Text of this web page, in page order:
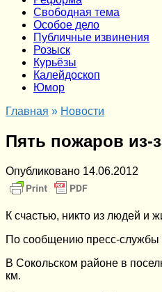
Cвободная тема
Особое дело
Публичные извинения
Розыск
Курьёзы
Калейдоскоп
Юмор
Главная » Новости
Пять пожаров из-
Опубликовано 14.06.2012
К счастью, никто из людей и
По сообщению пресс-службы
В Сокольском районе в
км.